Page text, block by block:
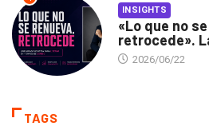
INSIGHTS
«Lo que no
retrocede».
2026/06/22
TAGS